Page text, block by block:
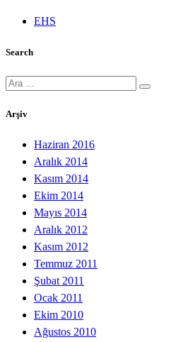
EHS
Search
Ara:
Arşiv
Haziran 2016
Aralık 2014
Kasım 2014
Ekim 2014
Mayıs 2014
Aralık 2012
Kasım 2012
Temmuz 2011
Şubat 2011
Ocak 2011
Ekim 2010
Ağustos 2010